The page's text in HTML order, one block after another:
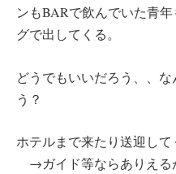
ンもBARで飲んでいた青
グで出してくる。
どうでもいいだろう、、
う？
ホテルまで来たり送迎して
→ガイド等ならありえる